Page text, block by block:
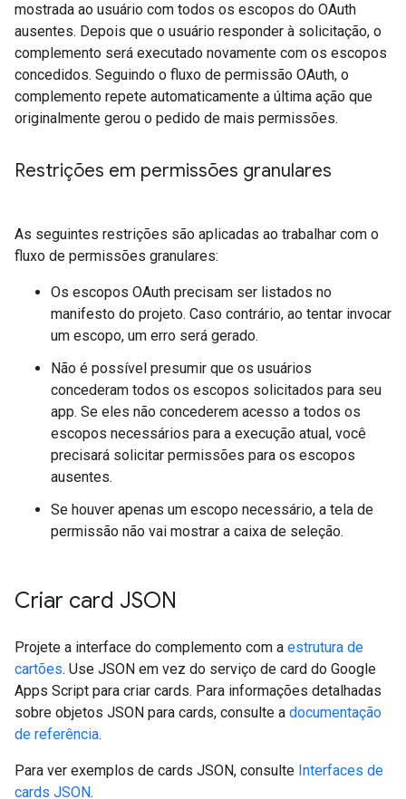
mostrada ao usuário com todos os escopos do OAuth
ausentes. Depois que o usuário responder à solicitação, o
complemento será executado novamente com os escopos
concedidos. Seguindo o fluxo de permissão OAuth, o
complemento repete automaticamente a última ação que
originalmente gerou o pedido de mais permissões.
Restrições em permissões granulares
As seguintes restrições são aplicadas ao trabalhar com o
fluxo de permissões granulares:
Os escopos OAuth precisam ser listados no
manifesto do projeto. Caso contrário, ao tentar invocar
um escopo, um erro será gerado.
Não é possível presumir que os usuários
concederam todos os escopos solicitados para seu
app. Se eles não concederem acesso a todos os
escopos necessários para a execução atual, você
precisará solicitar permissões para os escopos
ausentes.
Se houver apenas um escopo necessário, a tela de
permissão não vai mostrar a caixa de seleção.
Criar card JSON
Projete a interface do complemento com a estrutura de
cartões. Use JSON em vez do serviço de card do Google
Apps Script para criar cards. Para informações detalhadas
sobre objetos JSON para cards, consulte a documentação
de referência.
Para ver exemplos de cards JSON, consulte Interfaces de
cards JSON.